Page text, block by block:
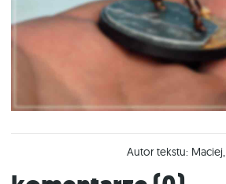
Autor tekstu: Maciej,